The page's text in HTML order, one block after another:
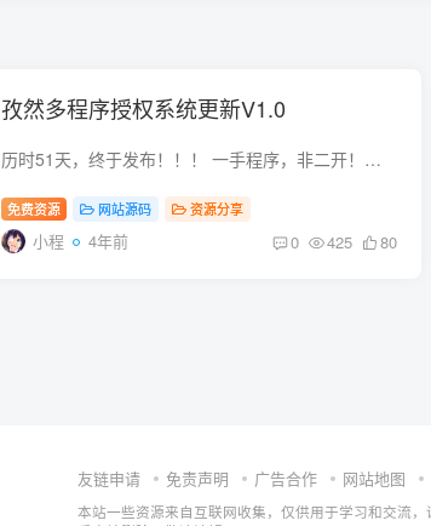
孜然多程序授权系统更新V1.0
历时51天，终于发布！！！ 一手程序，非二开！一手程序，非二开！一手程序，非二开！ 支持创建多程序，对接多种支付接口后台数据一览无余！ 运行环境：PHP7.0
免费资源 网站源码 资源分享
小程 4年前 0 425 80
友链申请 免责声明 广告合作 网站地图
本站一些资源来自互联网收集，仅供用于学习和交流